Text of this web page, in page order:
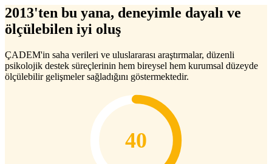
2013'ten bu yana, deneyimle dayalı ve
ölçülebilen iyi oluş
ÇADEM'in saha verileri ve uluslararası araştırmalar, düzenli
psikolojik destek süreçlerinin hem bireysel hem kurumsal düzeyde
ölçülebilir gelişmeler sağladığını göstermektedir.
40